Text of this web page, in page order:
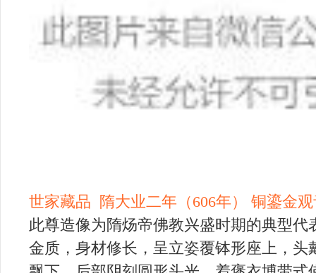
世家藏品 隋大业二年（606年） 铜鎏金观
此尊造像为隋炀帝佛教兴盛时期的典型代
金质，身材修长，呈立姿覆钵形座上，头